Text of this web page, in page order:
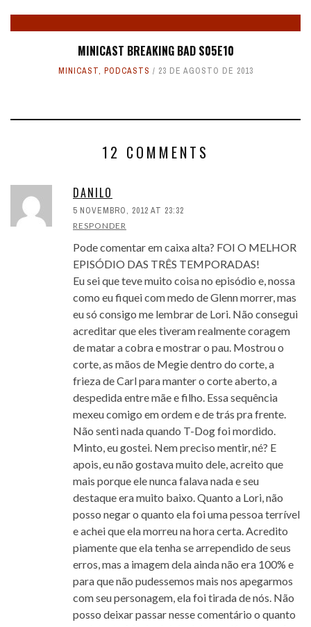
MINICAST BREAKING BAD S05E10
MINICAST, PODCASTS 23 DE AGOSTO DE 2013
12 COMMENTS
DANILO
5 NOVEMBRO, 2012 AT 23:32
RESPONDER
Pode comentar em caixa alta? FOI O MELHOR
EPISÓDIO DAS TRÊS TEMPORADAS!
Eu sei que teve muito coisa no episódio e, nossa
como eu fiquei com medo de Glenn morrer, mas
eu só consigo me lembrar de Lori. Não consegui
acreditar que eles tiveram realmente coragem
de matar a cobra e mostrar o pau. Mostrou o
corte, as mãos de Megie dentro do corte, a
frieza de Carl para manter o corte aberto, a
despedida entre mãe e filho. Essa sequência
mexeu comigo em ordem e de trás pra frente.
Não senti nada quando T-Dog foi mordido.
Minto, eu gostei. Nem preciso mentir, né? E
apois, eu não gostava muito dele, acreito que
mais porque ele nunca falava nada e seu
destaque era muito baixo. Quanto a Lori, não
posso negar o quanto ela foi uma pessoa terrível
e achei que ela morreu na hora certa. Acredito
piamente que ela tenha se arrependido de seus
erros, mas a imagem dela ainda não era 100% e
para que não pudessemos mais nos apegarmos
com seu personagem, ela foi tirada de nós. Não
posso deixar passar nesse comentário o quanto